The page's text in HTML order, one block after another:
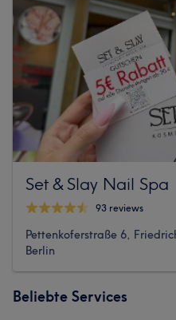
Set & Slay Nail Spa
93 reviews
Pettenkoferstraße 6,
Berlin
Beliebte Services